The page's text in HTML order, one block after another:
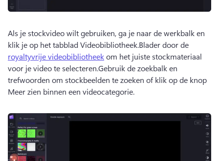
Als je stockvideo wilt gebruiken, ga je naar de werkbalk en
klik je op het tabblad Videobibliotheek.Blader door de
royaltyvrije videobibliotheek om het juiste stockmateriaal
voor je video te selecteren.Gebruik de zoekbalk en
trefwoorden om stockbeelden te zoeken of klik op de knop
Meer zien binnen een videocategorie.